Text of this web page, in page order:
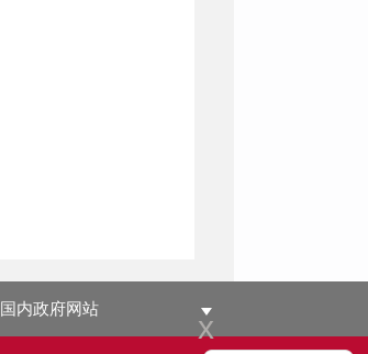
x
国内政府网站